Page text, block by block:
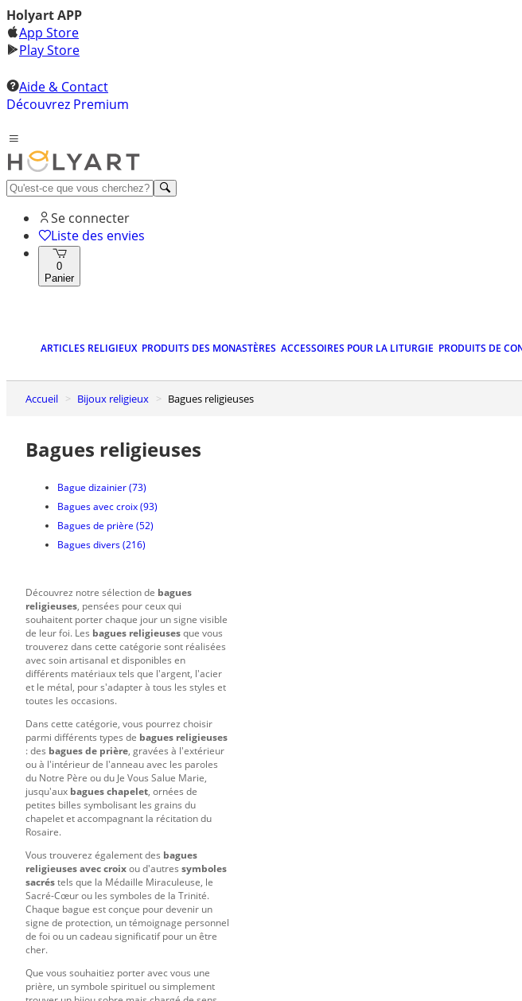
Holyart APP
App Store
Play Store
Aide & Contact
Découvrez Premium
Se connecter
Liste des envies
0
Panier
ARTICLES RELIGIEUX PRODUITS DES MONASTÈRES ACCESSOIRES POUR LA LITURGIE PRODUITS DE
Accueil Bijoux religieux Bagues religieuses
Bagues religieuses
Bague dizainier(73)
Bagues avec croix(93)
Bagues de prière (52)
Bagues divers(216)
Découvrez notre sélection de bagues
religieuses, pensées pour ceux qui
souhaitent porter chaque jour un signe visible
de leur foi. Les bagues religieusesque vous
trouverez dans cette catégorie sont réalisées
avec soin artisanal et disponibles en
différents matériaux tels que l'argent, l'acier
et le métal, pour s'adapter à tous les styles et
toutes les occasions.
Dans cette catégorie, vous pourrez choisir
parmi différents types de bagues religieuses
: des bagues de prière, gravées à l'extérieur
ou à l'intérieur de l'anneau avec les paroles
du Notre Père ou du Je Vous Salue Marie,
jusqu'aux bagues chapelet, ornées de
petites billes symbolisant les grains du
chapelet et accompagnant la récitation du
Rosaire.
Vous trouverez également des bagues
religieuses avec croixou d'autres symboles
sacréstels que la Médaille Miraculeuse, le
Sacré-Cœur ou les symboles de la Trinité.
Chaque bague est conçue pour devenir un
signe de protection, un témoignage personnel
de foi ou un cadeau significatif pour un être
cher.
Que vous souhaitiez porter avec vous une
prière, un symbole spirituel ou simplement